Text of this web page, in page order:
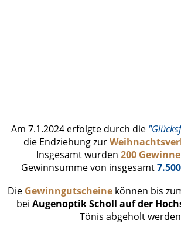
Am 7.1.2024 erfolgte durch die
die Endziehung zur
Insgesamt wurden 200
Gewinnsumme von insgesamt
Die Gewinngutscheinekönnen bis
bei Augenoptik Scholl auf der
Tönis abgeholt